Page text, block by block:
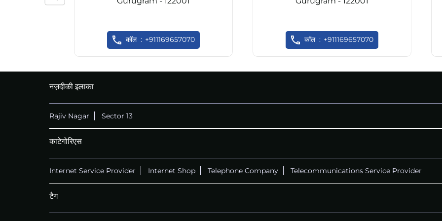
कॉल +911169657070 कॉल +911169657070
नज़दीकी इलाका
Rajiv Nagar Sector 13
काटेगोरिएस
Internet Service Provider Internet Shop Telephone Company Telecommunications Service Provider
टैग